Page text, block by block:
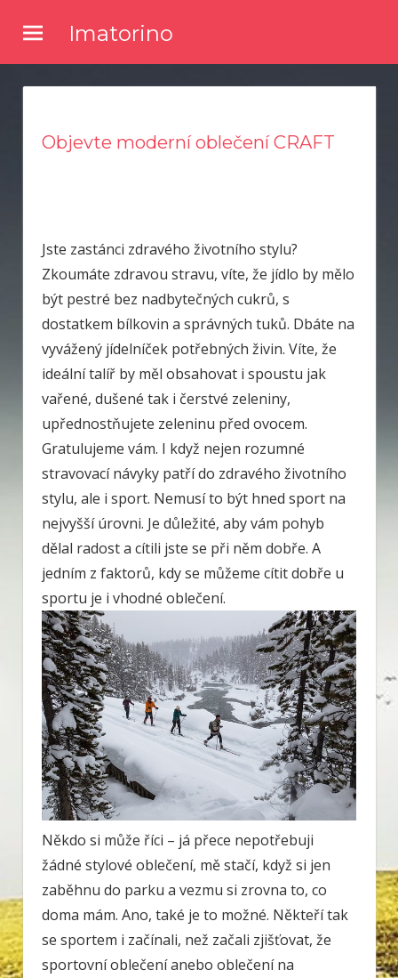
content
Imatorino
Objevte moderní oblečení CRAFT
Jste zastánci zdravého životního stylu?
Zkoumáte zdravou stravu, víte, že jídlo by mělo
být pestré bez nadbytečných cukrů, s
dostatkem bílkovin a správných tuků. Dbáte na
vyvážený jídelníček potřebných živin. Víte, že
ideální talíř by měl obsahovat i spoustu jak
vařené, dušené tak i čerstvé zeleniny,
upřednostňujete zeleninu před ovocem.
Gratulujeme vám. I když nejen rozumné
stravovací návyky patří do zdravého životního
stylu, ale i sport. Nemusí to být hned sport na
nejvyšší úrovni. Je důležité, aby vám pohyb
dělal radost a cítili jste se při něm dobře. A
jedním z faktorů, kdy se můžeme cítit dobře u
sportu je i vhodné oblečení.
Někdo si může říci – já přece nepotřebuji
žádné stylové oblečení, mě stačí, když si jen
zaběhnu do parku a vezmu si zrovna to, co
doma mám. Ano, také je to možné. Někteří tak
se sportem i začínali, než začali zjišťovat, že
sportovní oblečení anebo oblečení na